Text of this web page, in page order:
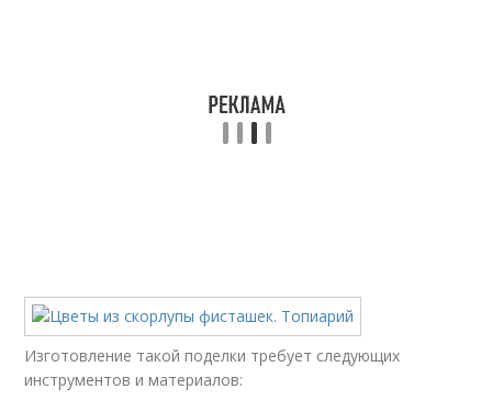
Изготовление такой поделки требует следующих
инструментов и материалов: